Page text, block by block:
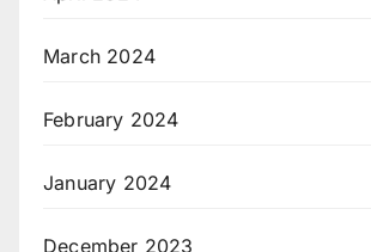
March 2024
February 2024
January 2024
December 2023